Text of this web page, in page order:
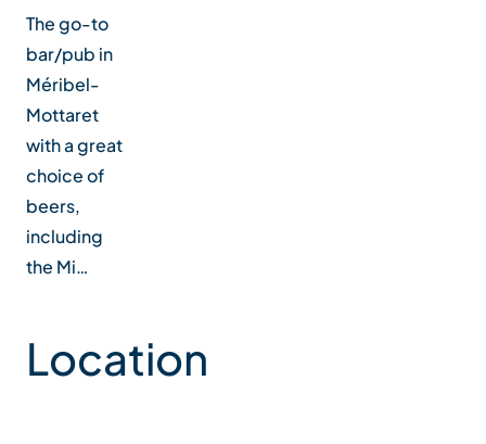
The go-to
bar/pub in
Méribel-
Mottaret
with a great
choice of
beers,
including
the Mi…
Location